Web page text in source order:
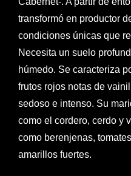
transformó en productor
condiciones únicas que
Necesita un suelo
húmedo. Se caracteriza
frutos rojos notas de
sedoso e intenso. Su
como el cordero, cerdo y
como berenjenas,
amarillos fuertes.